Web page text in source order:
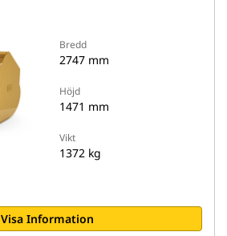
Bredd
2747 mm
Höjd
1471 mm
Vikt
1372 kg
Visa Information